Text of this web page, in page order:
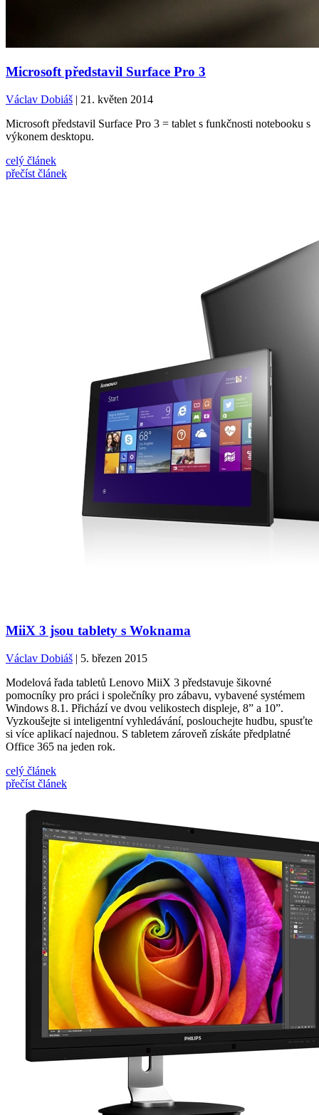
Microsoft představil Surface Pro 3
Václav Dobiáš | 21. květen 2014
Microsoft představil Surface Pro 3 = tablet s funkčnosti notebooku s
výkonem desktopu.
celý článek
přečíst článek
MiiX 3 jsou tablety s Woknama
Václav Dobiáš | 5. březen 2015
Modelová řada tabletů Lenovo MiiX 3 představuje šikovné
pomocníky pro práci i společníky pro zábavu, vybavené systémem
Windows 8.1. Přichází ve dvou velikostech displeje, 8” a 10”.
Vyzkoušejte si inteligentní vyhledávání, poslouchejte hudbu, spusťte
si více aplikací najednou. S tabletem zároveň získáte předplatné
Office 365 na jeden rok.
celý článek
přečíst článek